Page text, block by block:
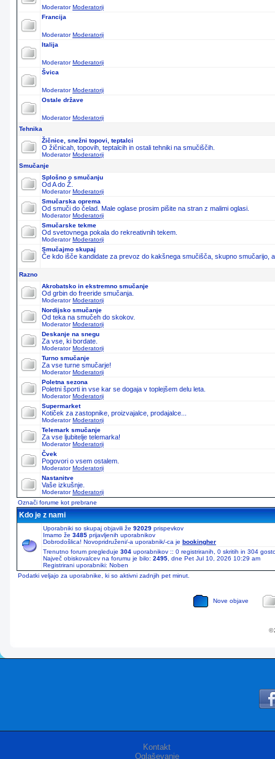
ModeratorModeratorji
Francija
ModeratorModeratorji
Italija
ModeratorModeratorji
Švica
ModeratorModeratorji
Ostale države
ModeratorModeratorji
Tehnika
Žičnice, snežni topovi, teptalci
O žičnicah, topovih, teptalcih in ostali tehniki na smučiščih.
ModeratorModeratorji
Smučanje
Splošno o smučanju
Od A do Ž.
ModeratorModeratorji
Smučarska oprema
Od smuči do čelad. Male oglase prosim pišite na stran z malimi oglasi.
ModeratorModeratorji
Smučarske tekme
Od svetovnega pokala do rekreativnih tekem.
ModeratorModeratorji
Smučajmo skupaj
Če kdo išče kandidate za prevoz do kakšnega smučišča, skupno smučarijo,
Razno
Akrobatsko in ekstremno smučanje
Od grbin do freeride smučanja.
ModeratorModeratorji
Nordijsko smučanje
Od teka na smučeh do skokov.
ModeratorModeratorji
Deskanje na snegu
Za vse, ki bordate.
ModeratorModeratorji
Turno smučanje
Za vse turne smučarje!
ModeratorModeratorji
Poletna sezona
Poletni športi in vse kar se dogaja v toplejšem delu leta.
ModeratorModeratorji
Supermarket
Kotiček za zastopnike, proizvajalce, prodajalce...
ModeratorModeratorji
Telemark smučanje
Za vse ljubitelje telemarka!
ModeratorModeratorji
Čvek
Pogovori o vsem ostalem.
ModeratorModeratorji
Nastanitve
Vaše izkušnje.
ModeratorModeratorji
Označi forume kot prebrane
Kdo je z nami
Uporabniki so skupaj objavili že 92029 prispevkov
Imamo že 3485 prijavljenih uporabnikov
Dobrodošlica! Novopridruženi/-a uporabnik/-ca je bookingher
Trenutno forum pregleduje 304 uporabnikov :: 0 registriranih, 0 skritih in 304
Največ obiskovalcev na forumu je bilo: 2495 , dne Pet Jul 10, 2026 10:29 am
Registrirani uporabniki: Noben
Podatki veljajo za uporabnike, ki so aktivni zadnjih pet minut.
Nove objave
©
Kontakt
Oglaševanje